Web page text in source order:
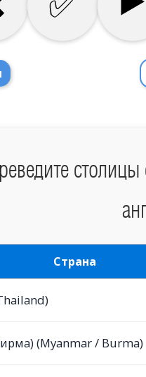
Страна
(Myanmar / Burma)